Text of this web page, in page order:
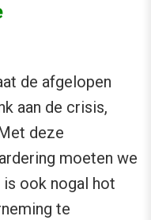
de afgelopen
aan de crisis,
deze
moeten we
is ook nogal hot
te